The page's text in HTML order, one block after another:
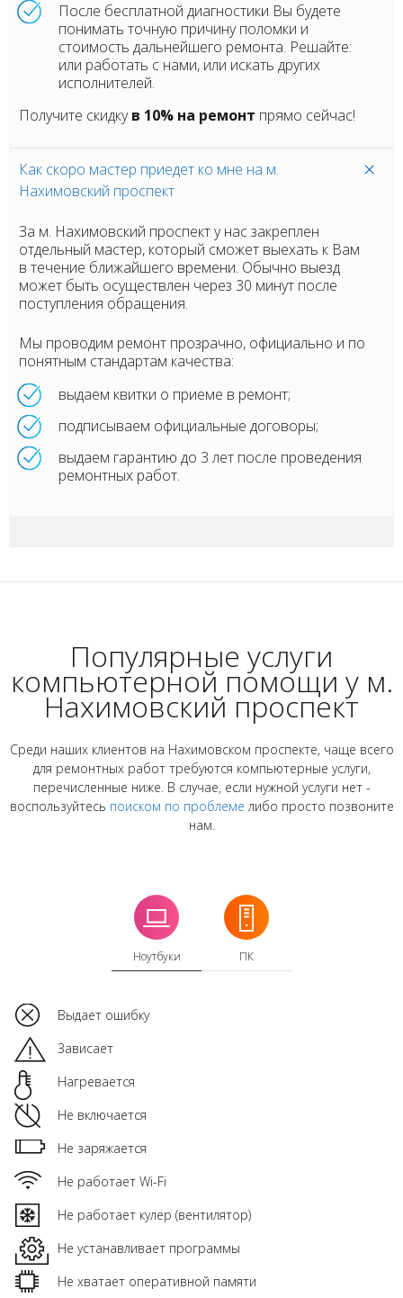
После бесплатной диагностики Вы будете
понимать точную причину поломки и
стоимость дальнейшего ремонта. Решайте:
или работать с нами, или искать других
исполнителей.
Получите скидкув 10% на ремонт прямо сейчас!
Как скоро мастер приедет ко мне на м.
Нахимовский проспект
За м. Нахимовский проспект у нас закреплен
отдельный мастер, который сможет выехать к Вам
в течение ближайшего времени. Обычно выезд
может быть осуществлен через 30 минут после
поступления обращения.
Мы проводим ремонт прозрачно, официально и по
понятным стандартам качества:
выдаем квитки о приеме в ремонт;
подписываем официальные договоры;
выдаем гарантию до 3 лет после проведения
ремонтных работ.
Популярные услуги
компьютерной помощи у м.
Нахимовский проспект
Среди наших клиентов на Нахимовском проспекте, чаще всего
для ремонтных работ требуются компьютерные услуги,
перечисленные ниже. В случае, если нужной услуги нет -
воспользуйтесь поиском по проблеме либо просто позвоните
нам.
Ноутбуки ПК
Выдает ошибку
Зависает
Нагревается
Не включается
Не заряжается
Не работает Wi-Fi
Не работает кулер (вентилятор)
Не устанавливает программы
Не хватает оперативной памяти